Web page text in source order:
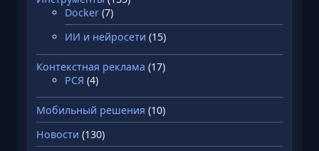
Docker (7)
ИИ и нейросети (15)
Контекстная реклама (17)
РСЯ (4)
Мобильный решения (10)
Новости (130)